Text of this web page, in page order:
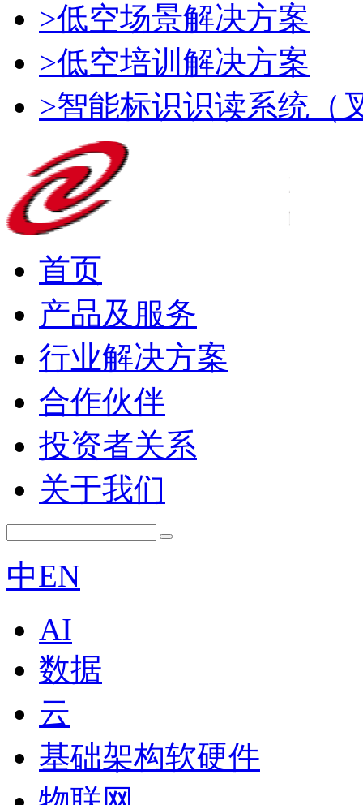
>低空场景解决方案
>低空培训解决方案
>智能标识识读系统（
首页
产品及服务
行业解决方案
合作伙伴
投资者关系
关于我们
中EN
AI
数据
云
基础架构软硬件